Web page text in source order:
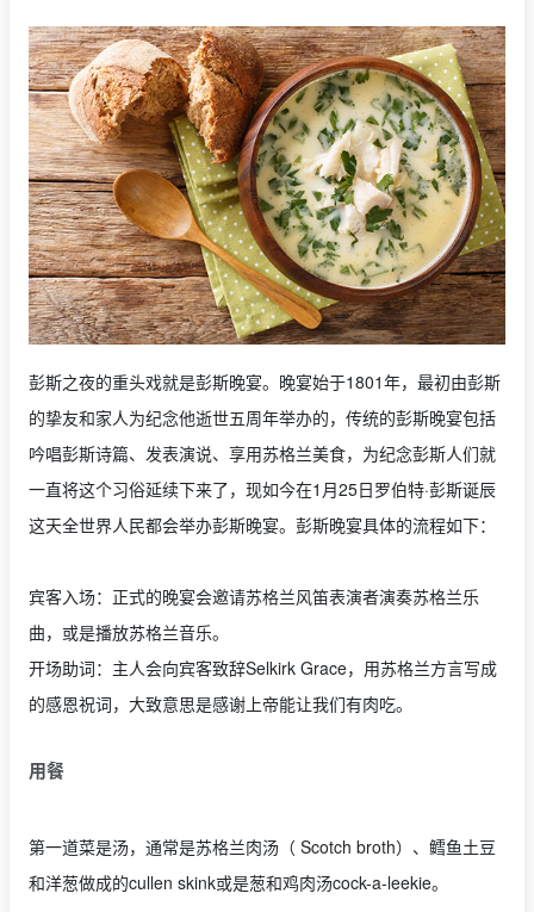
彭斯之夜的重头戏就是彭斯晚宴。晚宴始于1801年，最初由彭斯
的挚友和家人为纪念他逝世五周年举办的，传统的彭斯晚宴包括
吟唱彭斯诗篇、发表演说、享用苏格兰美食，为纪念彭斯人们就
一直将这个习俗延续下来了，现如今在1月25日罗伯特·彭斯诞辰
这天全世界人民都会举办彭斯晚宴。彭斯晚宴具体的流程如下：
宾客入场：正式的晚宴会邀请苏格兰风笛表演者演奏苏格兰乐
曲，或是播放苏格兰音乐。
开场助词：主人会向宾客致辞Selkirk Grace，用苏格兰方言写成
的感恩祝词，大致意思是感谢上帝能让我们有肉吃。
用餐
第一道菜是汤，通常是苏格兰肉汤（ Scotch broth）、鳕鱼土豆
和洋葱做成的cullen skink或是葱和鸡肉汤cock-a-leekie。